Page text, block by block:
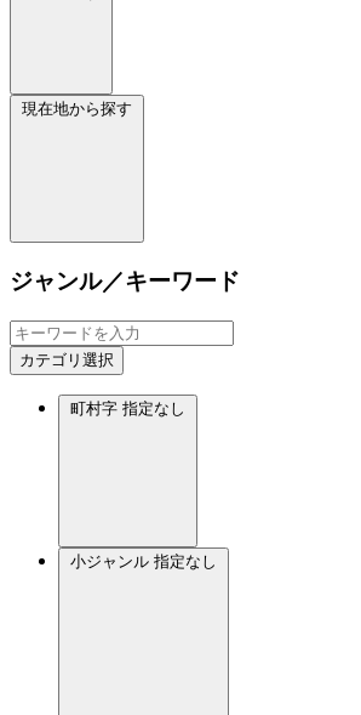
現在地から探す
ジャンル／キーワード
カテゴリ選択
町村字 指定なし
小ジャンル 指定なし